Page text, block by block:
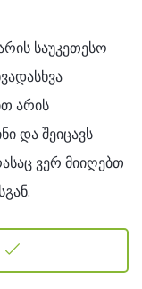
საუკეთესო
არის
და შეიცავს
ვერ მიიღებთ